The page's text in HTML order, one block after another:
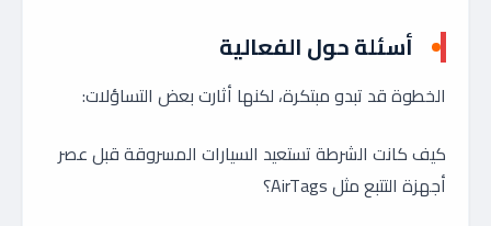
أسئلة حول الفعالية
الخطوة قد تبدو مبتكرة، لكنها أثارت بعض التساؤلات:
كيف كانت الشرطة تستعيد السيارات المسروقة قبل عصر
أجهزة التتبع مثل AirTags؟